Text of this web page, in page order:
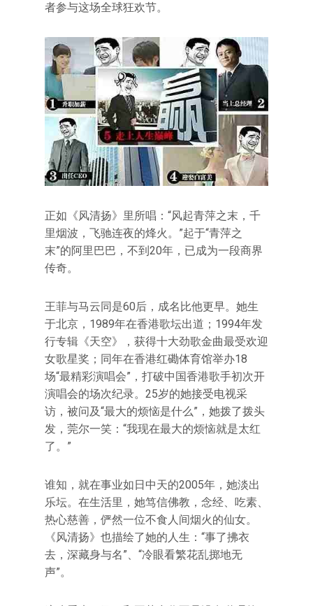
者参与这场全球狂欢节。
正如《风清扬》里所唱：“风起青萍之末，千
里烟波，飞驰连夜的烽火。”起于“青萍之
末”的阿里巴巴，不到20年，已成为一段商界
传奇。
王菲与马云同是60后，成名比他更早。她生
于北京，1989年在香港歌坛出道；1994年发
行专辑《天空》，获得十大劲歌金曲最受欢迎
女歌星奖；同年在香港红磡体育馆举办18
场“最精彩演唱会”，打破中国香港歌手初次开
演唱会的场次纪录。25岁的她接受电视采
访，被问及“最大的烦恼是什么”，她拨了拨头
发，莞尔一笑：“我现在最大的烦恼就是太红
了。”
谁知，就在事业如日中天的2005年，她淡出
乐坛。在生活里，她笃信佛教，念经、吃素、
热心慈善，俨然一位不食人间烟火的仙女。
《风清扬》也描绘了她的人生：“事了拂衣
去，深藏身与名”、“冷眼看繁花乱掷地无
声”。